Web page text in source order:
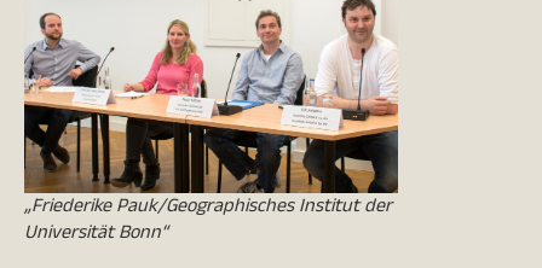
„Friederike Pauk/Geographisches Institut der
Universität Bonn“